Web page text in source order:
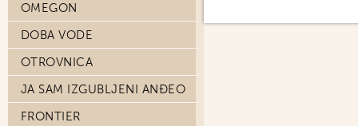
OMEGON
DOBA VODE
OTROVNICA
JA SAM IZGUBLJENI ANĐEO
FRONTIER